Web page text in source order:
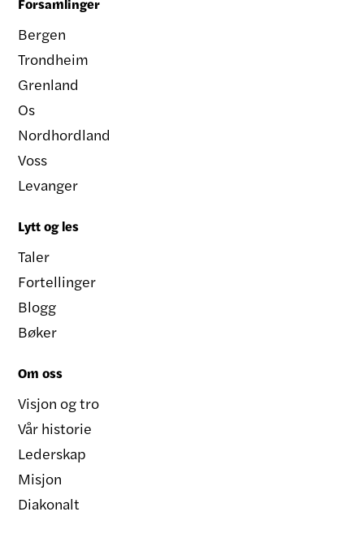
Bergen
Trondheim
Grenland
Os
Nordhordland
Voss
Levanger
Lytt og les
Taler
Fortellinger
Blogg
Bøker
Om oss
Visjon og tro
Vår historie
Lederskap
Misjon
Diakonalt